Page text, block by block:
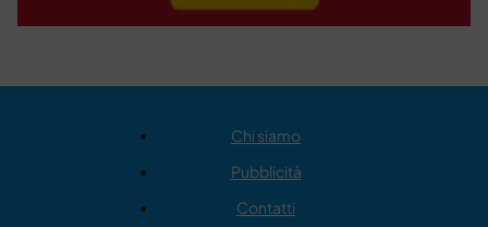
Chi siamo
Pubblicità
Contatti